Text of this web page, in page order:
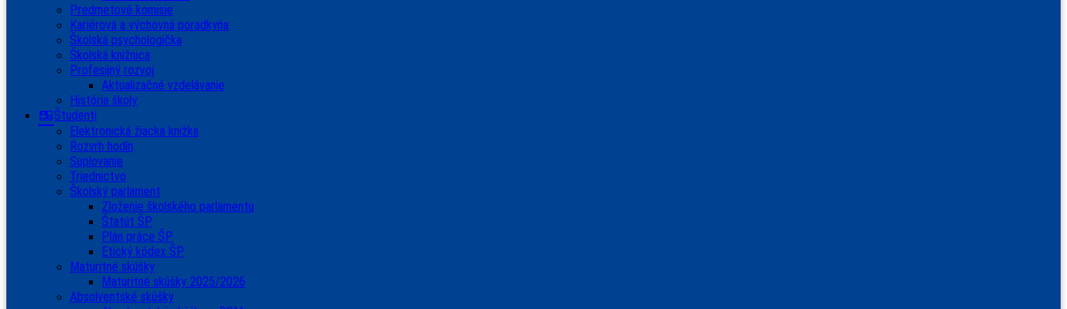
Predmetové komisie
Kariérová a výchovná poradkyňa
Školská psychologička
Školská knižnica
Profesijný rozvoj
Aktualizačné vzdelávanie
História školy
Študenti
Elektronická žiacka knižka
Rozvrh hodín
Suplovanie
Triednictvo
Školský parlament
Zloženie školského parlamentu
Štatút ŠP
Plán práce ŠP
Etický kódex ŠP
Maturitné skúšky
Maturitné skúšky 2025/2026
Absolventské skúšky